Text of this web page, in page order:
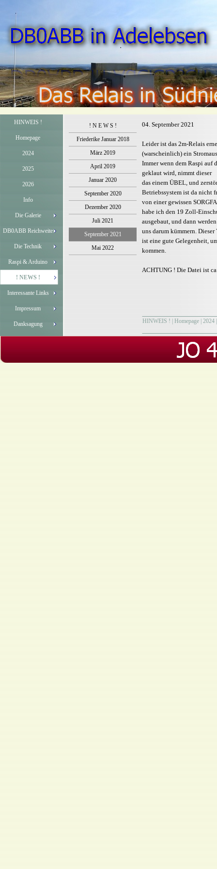
HINWEIS !
Homepage
2024
2025
2026
Info
Die Galerie
DB0ABB Reichweite
Die Technik
Raspi & Arduino
! NEWS !
Interessante Links
Impressum
Danksagung
! N E W S !
Friederike Januar 2018
März 2019
April 2019
Januar 2020
September 2020
Dezember 2020
Juli 2021
September 2021
Mai 2022
04. September 2021
Leider ist das 2m-Relais
(warscheinlich) ein
Immer wenn dem Raspi auf
geklaut wird, nimmt dieser
das einem ÜBEL, und
Betriebssystem ist da nicht
von einer gewissen
habe ich den 19 Zoll-
ausgebaut, und dann
uns darum kümmern. Dieser
ist eine gute Gelegenheit,
kommen.
ACHTUNG ! Die Datei ist
HINWEIS ! Homepage 2024